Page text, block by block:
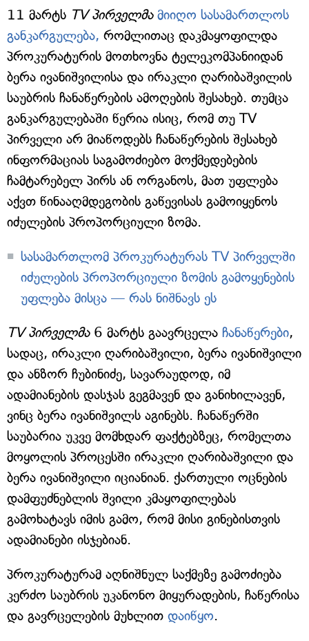
11 მარტს TV პირველმა მიიღო სასამართლოს
განკარგულება, რომლითაც დაკმაყოფილდა
პროკურატურის მოთხოვნა ტელეკომპანიიდან
ბერა ივანიშვილისა და ირაკლი ღარიბაშვილის
საუბრის ჩანაწერების ამოღების შესახებ. თუმცა
განკარგულებაში წერია ისიც, რომ თუ TV
პირველი არ მიაწოდებს ჩანაწერების შესახებ
ინფორმაციას საგამოძიებო მოქმედებების
ჩამტარებელ პირს ან ორგანოს, მათ უფლება
აქვთ წინააღმდეგობის გაწევისას გამოიყენოს
იძულების პროპორციული ზომა.
სასამართლომ პროკურატურას TV პირველში
იძულების პროპორციული ზომის გამოყენების
უფლება მისცა — რას ნიშნავს ეს
TV პირველმა6 მარტს გაავრცელა ჩანაწერები,
სადაც, ირაკლი ღარიბაშვილი, ბერა ივანიშვილი
და ანზორ ჩუბინიძე, სავარაუდოდ, იმ
ადამიანების დასჯას გეგმავენ და განიხილავენ,
ვინც ბერა ივანიშვილს აგინებს. ჩანაწერში
საუბარია უკვე მომხდარ ფაქტებზეც, რომელთა
მოყოლის პროცესში ირაკლი ღარიბაშვილი და
ბერა ივანიშვილი იციანიან. ქართული ოცნების
დამფუძნებლის შვილი კმაყოფილებას
გამოხატავს იმის გამო, რომ მისი გინებისთვის
ადამიანები ისჯებიან.
პროკურატურამ აღნიშნულ საქმეზე გამოძიება
კერძო საუბრის უკანონო მიყურადების, ჩაწერისა
და გავრცელების მუხლით დაიწყო.